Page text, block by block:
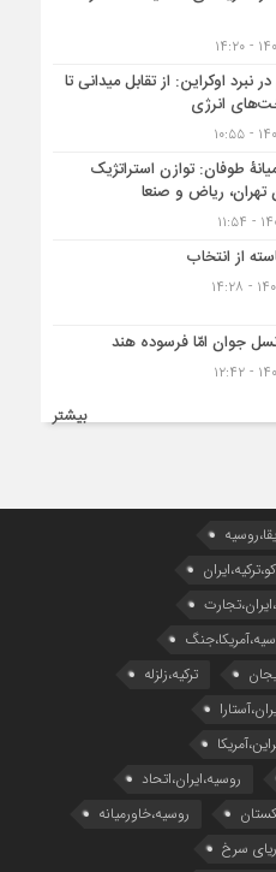
در نبرد اوکراین: از تقابل میدانی تا
انرژی
طوفان: توازن استراتژیک
تهران، ریاض و صنعا
از انتخاب
جوان امّا فرسوده هند
بیشتر
ترکیه،زلزله
روسیه،ایران،اتحاد
روسیه،خاورمیانه
سرخ